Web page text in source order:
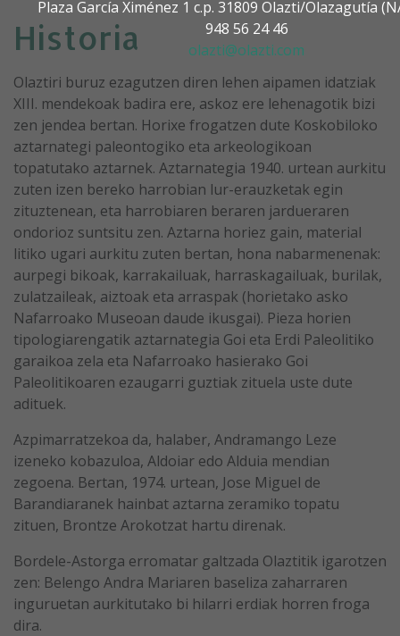
Plaza García Ximénez 1 c.p. 31809 Olazti/Olazagutía
948 56 24 46
olazti@olazti.com
Historia
Olaztiri buruz ezagutzen diren lehen aipamen idatziak
XIII. mendekoak badira ere, askoz ere lehenagotik bizi
zen jendea bertan. Horixe frogatzen dute Koskobiloko
aztarnategi paleontogiko eta arkeologikoan
topatutako aztarnek. Aztarnategia 1940. urtean aurkitu
zuten izen bereko harrobian lur-erauzketak egin
zituztenean, eta harrobiaren beraren jardueraren
ondorioz suntsitu zen. Aztarna horiez gain, material
litiko ugari aurkitu zuten bertan, hona nabarmenenak:
aurpegi bikoak, karrakailuak, harraskagailuak, burilak,
zulatzaileak, aiztoak eta arraspak (horietako asko
Nafarroako Museoan daude ikusgai). Pieza horien
tipologiarengatik aztarnategia Goi eta Erdi Paleolitiko
garaikoa zela eta Nafarroako hasierako Goi
Paleolitikoaren ezaugarri guztiak zituela uste dute
adituek.
Azpimarratzekoa da, halaber, Andramango Leze
izeneko kobazuloa, Aldoiar edo Alduia mendian
zegoena. Bertan, 1974. urtean, Jose Miguel de
Barandiaranek hainbat aztarna zeramiko topatu
zituen, Brontze Arokotzat hartu direnak.
Bordele-Astorga erromatar galtzada Olaztitik igarotzen
zen: Belengo Andra Mariaren baseliza zaharraren
inguruetan aurkitutako bi hilarri erdiak horren froga
dira.